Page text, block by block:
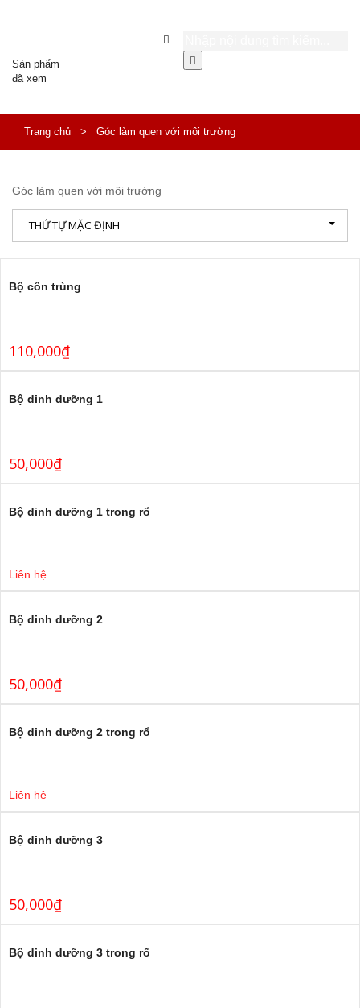
Sản phẩm
đã xem
Trang chủ > Góc làm quen với môi trường
Góc làm quen với môi trường
THỨ TỰ MẶC ĐỊNH
Bộ côn trùng
110,000₫
Bộ dinh dưỡng 1
50,000₫
Bộ dinh dưỡng 1 trong rổ
Liên hệ
Bộ dinh dưỡng 2
50,000₫
Bộ dinh dưỡng 2 trong rổ
Liên hệ
Bộ dinh dưỡng 3
50,000₫
Bộ dinh dưỡng 3 trong rổ